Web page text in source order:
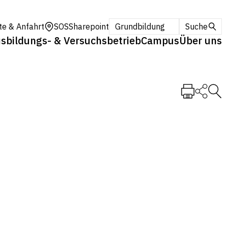
& Anfahrt SOSSharepoint Grundbildung Suche
& VersuchsbetriebCampusÜber uns